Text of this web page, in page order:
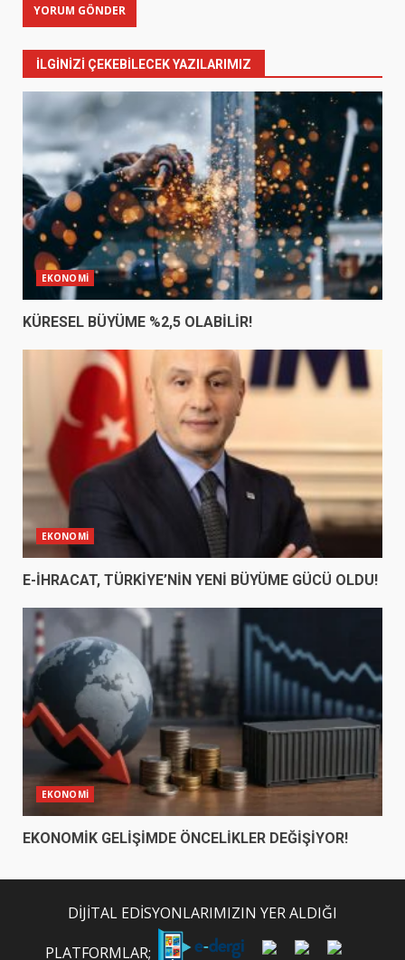
İLGINIZI ÇEKEBILECEK YAZILARIMIZ
EKONOMİ
KÜRESEL BÜYÜME %2,5 OLABİLİR!
EKONOMİ
E-İHRACAT, TÜRKİYE’NİN YENİ BÜYÜME GÜCÜ OLDU!
EKONOMİ
EKONOMİK GELİŞİMDE ÖNCELİKLER DEĞİŞİYOR!
DİJİTAL EDİSYONLARIMIZIN YER ALDIĞI
PLATFORMLAR;